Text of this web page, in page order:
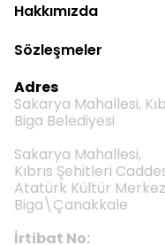
Hakkımızda
Sözleşmeler
Adres
Sakarya Mahallesi,
Biga Belediyesi
Sakarya Mahallesi,
Kıbrıs Şehitleri
Atatürk Kültür
Biga\Çanakkale
İrtibat No: